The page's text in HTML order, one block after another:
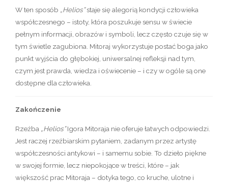
W ten sposób „Helios”staje się alegorią kondycji człowieka
współczesnego – istoty, która poszukuje sensu w świecie
pełnym informacji, obrazów i symboli, lecz często czuje się w
tym świetle zagubiona. Mitoraj wykorzystuje postać boga jako
punkt wyjścia do głębokiej, uniwersalnej refleksji nad tym,
czym jest prawda, wiedza i oświecenie – i czy w ogóle są one
dostępne dla człowieka.
Zakończenie
Rzeźba „Helios”Igora Mitoraja nie oferuje łatwych odpowiedzi.
Jest raczej rzeźbiarskim pytaniem, zadanym przez artystę
współczesności antykowi – i samemu sobie. To dzieło piękne
w swojej formie, lecz niepokojące w treści, które – jak
większość prac Mitoraja – dotyka tego, co kruche, ulotne i